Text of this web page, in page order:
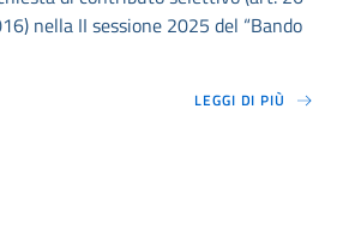
nella II sessione 2025 del “Bando
LEGGI DI PIÙ